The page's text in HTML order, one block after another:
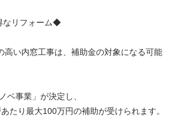
なリフォーム◆
高い内窓工事は、補助金の対象になる可能
ベ事業」が決定し、
たり最大100万円の補助が受けられます。